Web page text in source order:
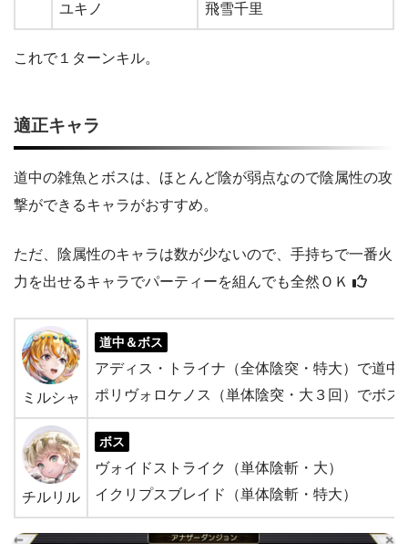
ユキノ 飛雪千里
これで１ターンキル。
適正キャラ
道中の雑魚とボスは、ほとんど陰が弱点なので陰属性の攻
撃ができるキャラがおすすめ。
ただ、陰属性のキャラは数が少ないので、手持ちで一番火
力を出せるキャラでパーティーを組んでも全然ＯＫ
ミルシャ
道中＆ボス
アディス・トライナ（全体陰突・特大）で道中
ポリヴォロケノス（単体陰突・大３回）でボス
チルリル
ボス
ヴォイドストライク（単体陰斬・大）
イクリプスブレイド（単体陰斬・特大）